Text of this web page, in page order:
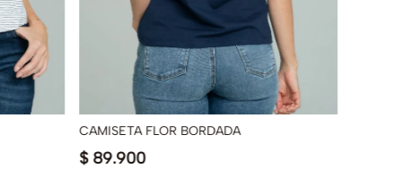
CAMISETA FLOR BORDADA
$ 89.900